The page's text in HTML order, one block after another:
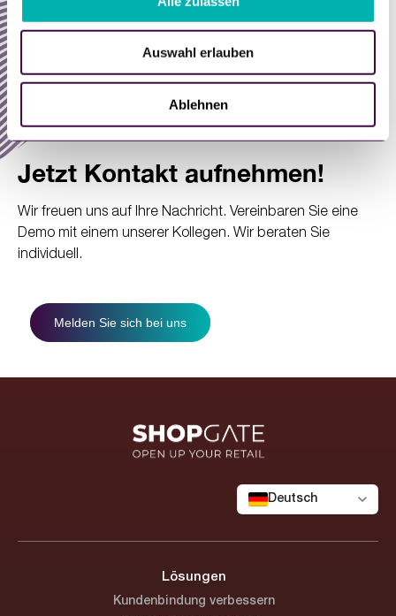
s
w
a
h
l
Auswahl erlauben
Ablehnen
Jetzt Kontakt aufnehmen!
Wir freuen uns auf Ihre Nachricht. Vereinbaren Sie eine
Demo mit einem unserer Kollegen. Wir beraten Sie
individuell.
Melden Sie sich bei uns
Deutsch
Lösungen
Kundenbindung verbessern